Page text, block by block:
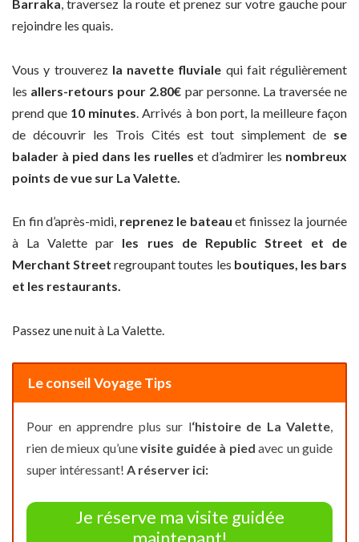
Barraka, traversez la route et prenez sur votre gauche pour
rejoindre les quais.
Vous y trouverez la navette fluviale qui fait régulièrement
les allers-retours pour 2.80€ par personne. La traversée ne
prend que 10 minutes . Arrivés à bon port, la meilleure façon
de découvrir les Trois Cités est tout simplement de se
balader à pied dans les ruelles et d’admirer les nombreux
points de vue sur La Valette.
En fin d’après-midi, reprenez le bateau et finissez la journée
à La Valette par les rues de Republic Street et de
Merchant Street regroupant toutes les boutiques, les bars
et les restaurants.
Passez une nuit à La Valette.
Le conseil Voyage Tips
Pour en apprendre plus sur l‘histoire de La Valette
rien de mieux qu’unevisite guidée à pied avec un guide
super intéressant! A réserver ici:
Je réserve ma visite guidée
maintenant!